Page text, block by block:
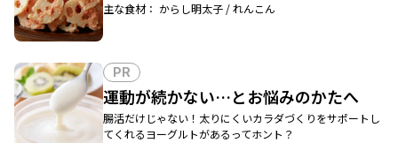
主な食材： からし明太子 / れんこん
PR
運動が続かない…とお悩みのかたへ
腸活だけじゃない！太りにくいカラダづくりをサポートし
てくれるヨーグルトがあるってホント？